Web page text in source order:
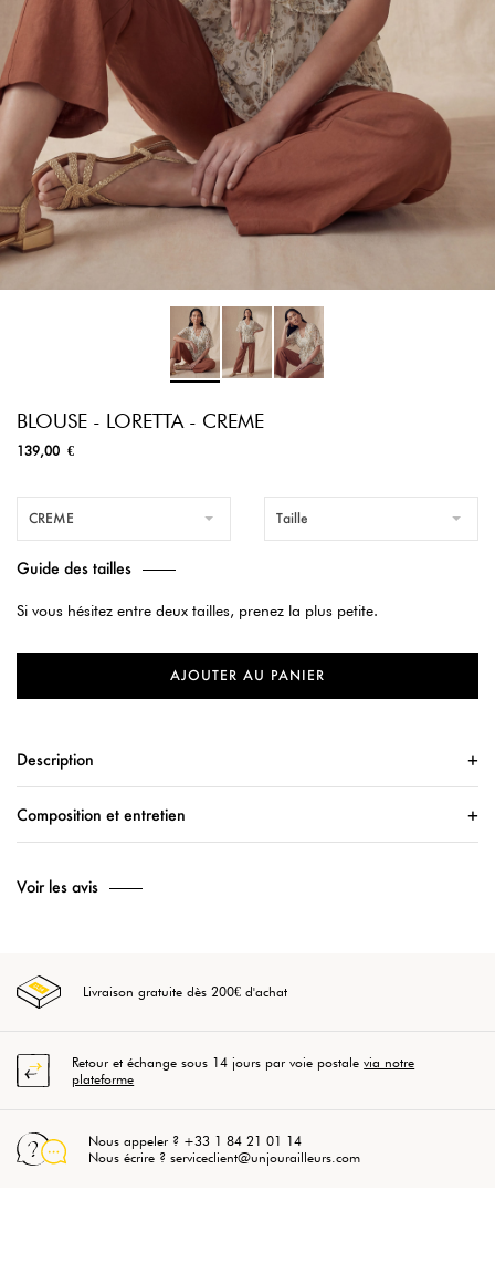
BLOUSE - LORETTA - CREME
139,00 €
CREME Taille
Guide des tailles
Si vous hésitez entre deux tailles, prenez la plus petite.
AJOUTER AU PANIER
Description
Composition et entretien
Voir les avis
Livraison gratuite dès 200€ d'achat
Retour et échange sous 14 jours par voie postalevia notre
plateforme
Nous appeler ? +33 1 84 21 01 14
Nous écrire ? serviceclient@unjourailleurs.com